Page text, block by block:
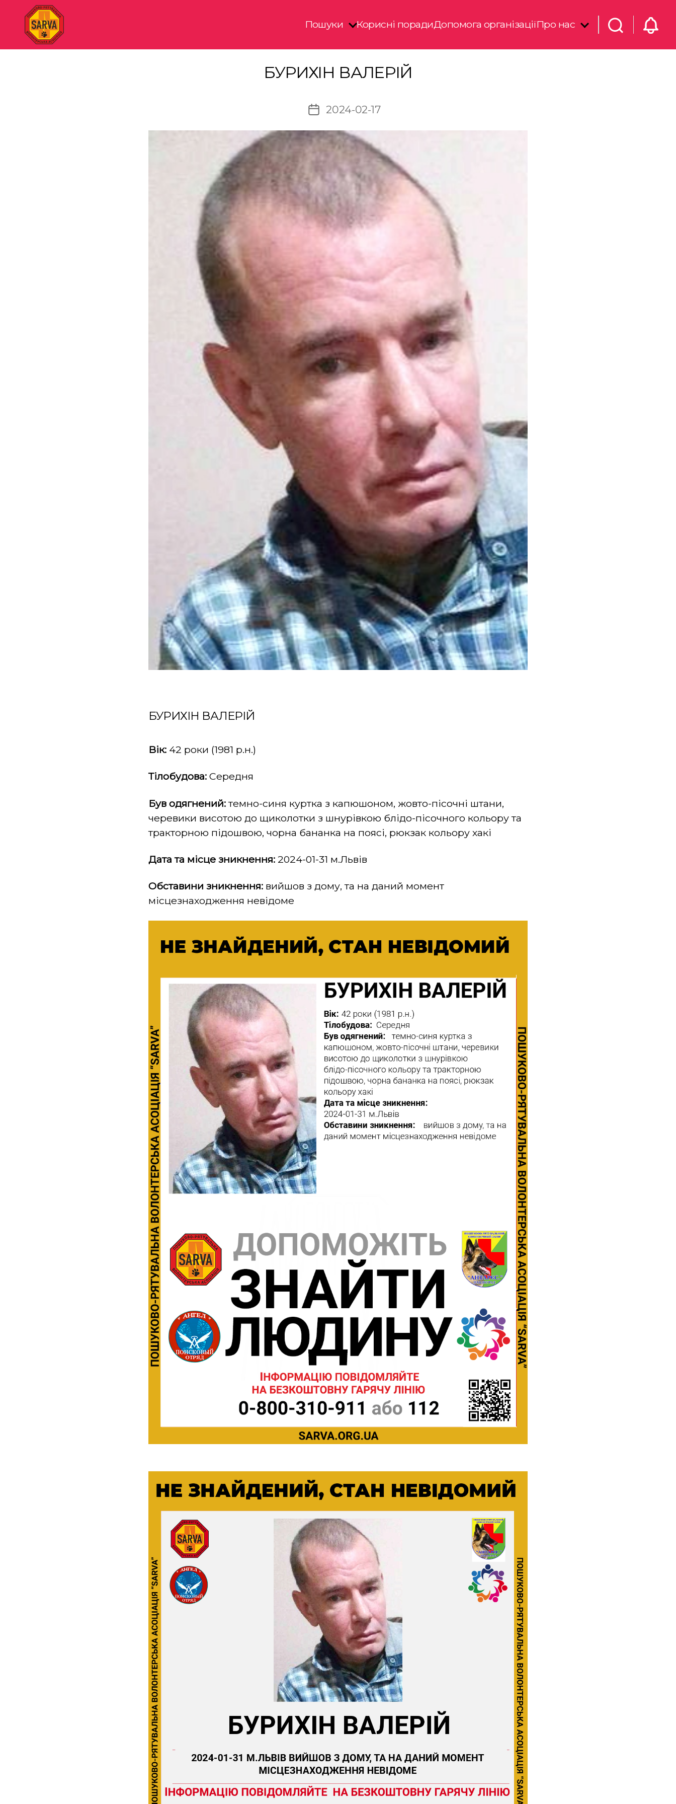
"SARVA"
Пошуки Корисні порадиДопомога організаціїПро нас
БУРИХІН ВАЛЕРІЙ
Дата2024-02-17
БУРИХІН ВАЛЕРІЙ
Вік: 42 роки (1981 р.н.)
Тілобудова: Середня
Був одягнений:темно-синя куртка з капюшоном, жовто-пісочні штани,
черевики висотою до щиколотки з шнурівкою блідо-пісочного кольору та
тракторною підошвою, чорна бананка на поясі, рюкзак кольору хакі
Дата та місце зникнення: 2024-01-31 м.Львів
Обставини зникнення: вийшов з дому, та на даний момент
місцезнаходження невідоме